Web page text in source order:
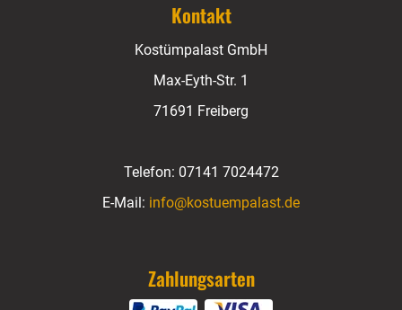
Kontakt
Kostümpalast GmbH
Max-Eyth-Str. 1
71691 Freiberg
Telefon: 07141 7024472
E-Mail: info@kostuempalast.de
Zahlungsarten